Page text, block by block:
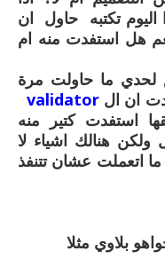
تكتبه حاول ان
هل استفدت منه ام
لحدي ما حاولت مرة
ان ال validator
استفدت كتير منه
هنالك اشياء لا
اتعملت عشان تتنفذ
بلاوي مثلا